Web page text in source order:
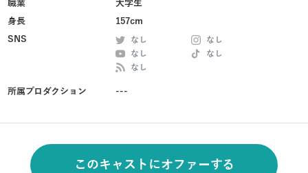
職業
大学生
身長
157cm
SNS
なし
なし
なし
なし
なし
所属プロダクション ---
このキャストにオファーする